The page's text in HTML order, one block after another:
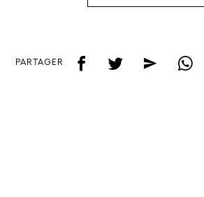
PARTAGER f t e w